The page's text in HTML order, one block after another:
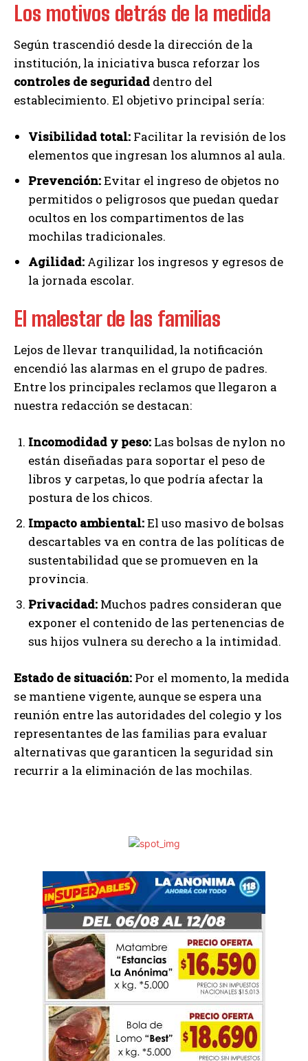
Los motivos detrás de la medida
Según trascendió desde la dirección de la
institución, la iniciativa busca reforzar los
controles de seguridad dentro del
establecimiento. El objetivo principal sería:
Visibilidad total: Facilitar la revisión de los
elementos que ingresan los alumnos al aula.
Prevención:Evitar el ingreso de objetos no
permitidos o peligrosos que puedan quedar
ocultos en los compartimentos de las
mochilas tradicionales.
Agilidad: Agilizar los ingresos y egresos de
la jornada escolar.
El malestar de las familias
Lejos de llevar tranquilidad, la notificación
encendió las alarmas en el grupo de padres.
Entre los principales reclamos que llegaron a
nuestra redacción se destacan:
Incomodidad y peso: Las bolsas de nylon no
están diseñadas para soportar el peso de
libros y carpetas, lo que podría afectar la
postura de los chicos.
Impacto ambiental:El uso masivo de bolsas
descartables va en contra de las políticas de
sustentabilidad que se promueven en la
provincia.
Privacidad: Muchos padres consideran que
exponer el contenido de las pertenencias de
sus hijos vulnera su derecho a la intimidad.
Estado de situación: Por el momento, la medida
se mantiene vigente, aunque se espera una
reunión entre las autoridades del colegio y los
representantes de las familias para evaluar
alternativas que garanticen la seguridad sin
recurrir a la eliminación de las mochilas.